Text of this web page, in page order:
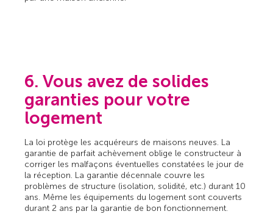
6. Vous avez de solides
garanties pour votre
logement
La loi protège les acquéreurs de maisons neuves. La
garantie de parfait achèvement oblige le constructeur à
corriger les malfaçons éventuelles constatées le jour de
la réception. La garantie décennale couvre les
problèmes de structure (isolation, solidité, etc.) durant 10
ans. Même les équipements du logement sont couverts
durant 2 ans par la garantie de bon fonctionnement.